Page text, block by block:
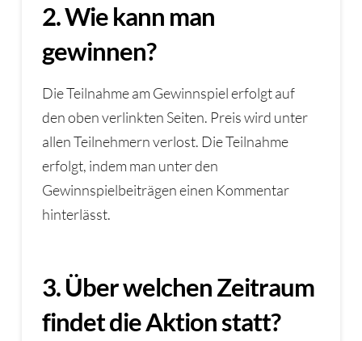
2. Wie kann man
gewinnen?
Die Teilnahme am Gewinnspiel erfolgt auf
den oben verlinkten Seiten. Preis wird unter
allen Teilnehmern verlost. Die Teilnahme
erfolgt, indem man unter den
Gewinnspielbeiträgen einen Kommentar
hinterlässt.
3. Über welchen Zeitraum
findet die Aktion statt?